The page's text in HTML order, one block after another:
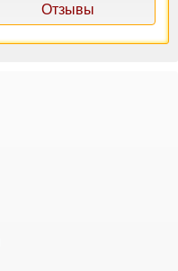
Отзывы